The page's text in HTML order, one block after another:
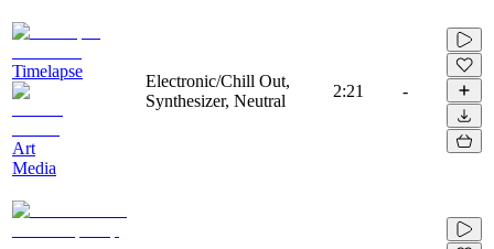
Timelapse
Art
Media
Electronic/Chill Out,
Synthesizer, Neutral
2:21 -